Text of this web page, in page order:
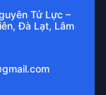
Tử Lực –
Đà Lạt, Lâm